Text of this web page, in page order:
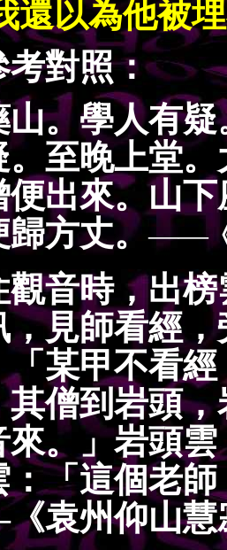
還以為他被
對照：
學人有疑
至晚上堂
出來。山
歸方丈。——
時，出榜
見師看經
某甲不看
僧到岩頭
來。」岩頭
「這個老
袁州仰山慧